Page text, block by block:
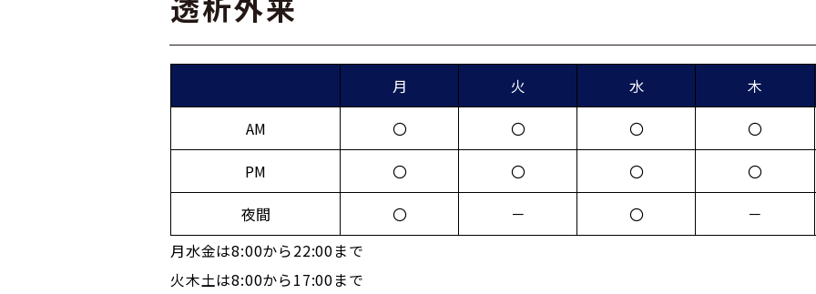
月 火 水 木
AM
〇 〇 〇 〇
PM
〇 〇 〇 〇
夜間
〇 － 〇 －
月水金は8:00から22:00まで
火木土は8:00から17:00まで